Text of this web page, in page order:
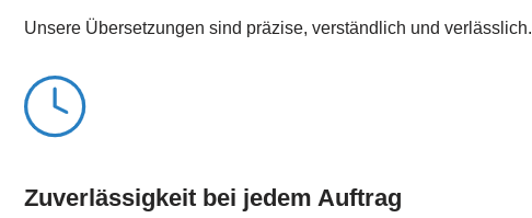
Unsere Übersetzungen sind präzise, verständlich und verlässlich.
Zuverlässigkeit bei jedem Auftrag